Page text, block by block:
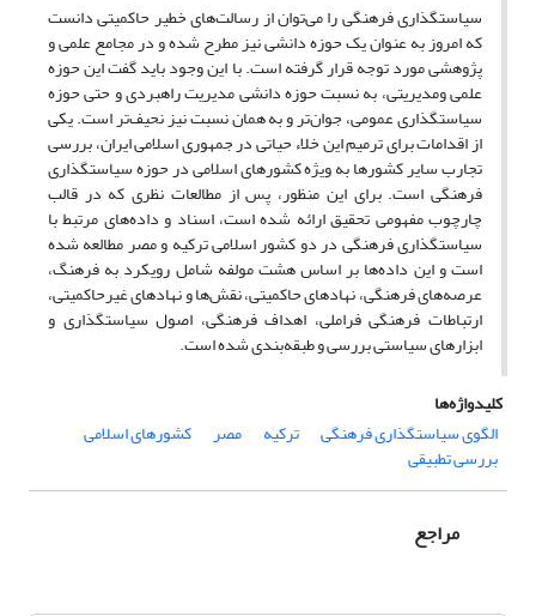
سیاستگذاری فرهنگی را می‌توان از رسالت‌های خطیر حاکمیتی دانست
که امروز به عنوان یک حوزه دانشی نیز مطرح شده و در مجامع علمی و
پژوهشی مورد توجه قرار گرفته است. با این وجود باید گفت این حوزه
علمی ومدیریتی، به نسبت حوزه دانشی مدیریت راهبردی و حتی حوزه
سیاستگذاری عمومی، جوان‌تر و به همان نسبت نیز نحیف‌تر است. یکی
از اقدامات برای ترمیم این خلاء حیاتی در جمهوری اسلامی ایران، بررسی
تجارب سایر کشورها به ویژه کشورهای اسلامی در حوزه سیاستگذاری
فرهنگی است. برای این منظور، پس از مطالعات نظری که در قالب
چارچوب مفهومی تحقیق ارائه شده است، اسناد و داده‌های مرتبط با
سیاستگذاری فرهنگی در دو کشور اسلامی ترکیه و مصر مطالعه شده
است و این داده‌ها بر اساس هشت مولفه شامل رویکرد به فرهنگ،
عرصه‌های فرهنگی، نهادهای حاکمیتی، نقش‌ها و نهادهای غیرحاکمیتی،
ارتباطات فرهنگی فراملی، اهداف فرهنگی، اصول سیاستگذاری و
ابزارهای سیاستی بررسی و طبقه‌بندی شده است.
کلیدواژه‌ها
الگوی سیاستگذاری فرهنگی
ترکیه مصر کشورهای اسلامی
بررسی تطبیقی
مراجع